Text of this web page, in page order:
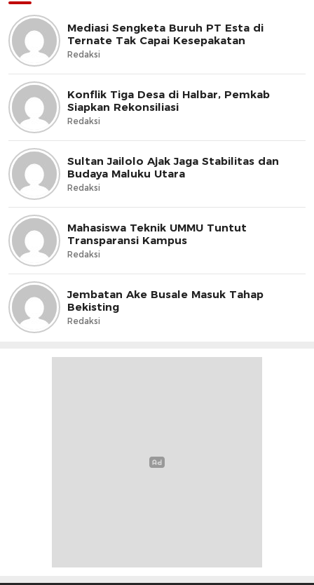
Mediasi Sengketa Buruh PT Esta di
Ternate Tak Capai Kesepakatan
Redaksi
Konflik Tiga Desa di Halbar, Pemkab
Siapkan Rekonsiliasi
Redaksi
Sultan Jailolo Ajak Jaga Stabilitas dan
Budaya Maluku Utara
Redaksi
Mahasiswa Teknik UMMU Tuntut
Transparansi Kampus
Redaksi
Jembatan Ake Busale Masuk Tahap
Bekisting
Redaksi